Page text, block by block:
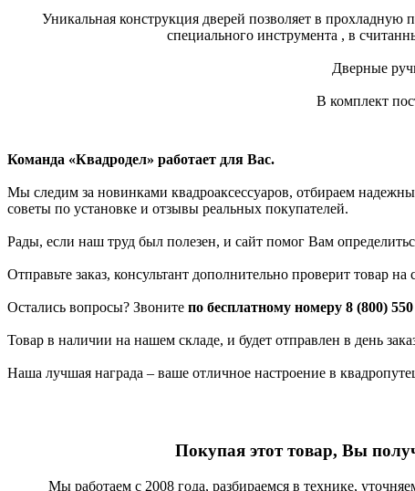
Уникальная конструкция дверей позволяет в
специального инструмента , в
Дверные
В комплект
Команда «Квадродел» работает для Вас.
Мы следим за новинками квадроаксессуаров, отбираем
советы по установке и отзывы реальных покупателей.
Рады, если наш труд был полезен, и сайт помог Вам
Отправьте заказ, консультант дополнительно проверит товар
Остались вопросы? Звоните по бесплатному номеру 8 (800)
Товар в наличии на нашем складе, и будет отправлен в день
Наша лучшая награда – ваше отличное настроение в
Покупая этот товар, Вы
Мы работаем с 2008 года, разбираемся в технике,